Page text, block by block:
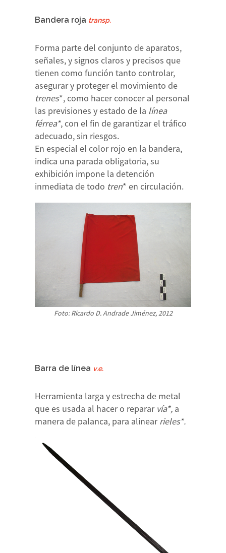
Bandera roja transp.
Forma parte del conjunto de aparatos,
señales, y signos claros y precisos que
tienen como función tanto controlar,
asegurar y proteger el movimiento de
trenes*, como hacer conocer al personal
las previsiones y estado de la línea
férrea*, con el fin de garantizar el tráfico
adecuado, sin riesgos.
En especial el color rojo en la bandera,
indica una parada obligatoria, su
exhibición impone la detención
inmediata de todo tren* en circulación.
Foto: Ricardo D. Andrade Jiménez, 2012
Barra de línea v.e.
Herramienta larga y estrecha de metal
que es usada al hacer o reparar vía*, a
manera de palanca, para alinearrieles*.